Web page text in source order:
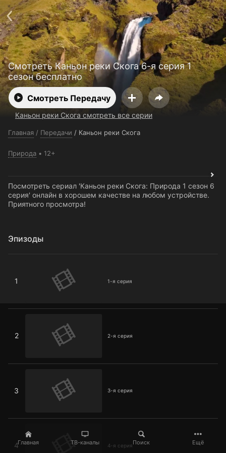
Главная ТВ-каналы Поиск Ещё
Смотреть Каньон реки Скога 6-я серия 1
сезон бесплатно
Смотреть Передачу
Каньон реки Скога смотреть все серии
Главная / Передачи / Каньон реки Скога
Природа 12+
Посмотреть сериал 'Каньон реки Скога: Природа 1 сезон 6
серия' онлайн в хорошем качестве на любом устройстве.
Приятного просмотра!
Эпизоды
1 1-я серия
2 2-я серия
3 3-я серия
4 4-я серия
Поддержка: support@24h.tv
О сервисе
Пользовательское соглашение
Политика конфиденциальности
Для партнёров
Открыть приложение
Ввести промокод
Установить на ТВ
Бесплатные каналы Контакты